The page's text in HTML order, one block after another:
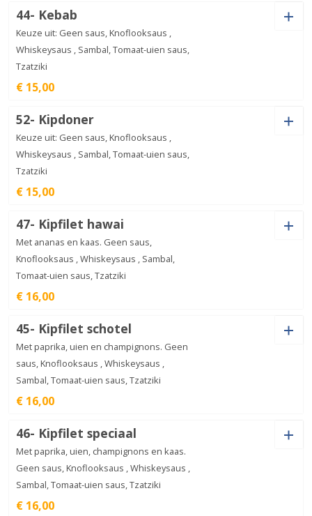
Saus
Döner
speciaal
44- Kebab
Keuze uit: Geen saus, Knoflooksaus ,
Whiskeysaus , Sambal, Tomaat-uien saus,
Tzatziki
€ 15,00
Saus
Kebab
aantal
52- Kipdoner
Keuze uit: Geen saus, Knoflooksaus ,
Whiskeysaus , Sambal, Tomaat-uien saus,
Tzatziki
€ 15,00
Saus
Kipdoner
aantal
47- Kipfilet hawai
Met ananas en kaas. Geen saus,
Knoflooksaus , Whiskeysaus , Sambal,
Tomaat-uien saus, Tzatziki
€ 16,00
Saus
Kipfilet
hawai
45- Kipfilet schotel
Met paprika, uien en champignons. Geen
saus, Knoflooksaus , Whiskeysaus ,
Sambal, Tomaat-uien saus, Tzatziki
€ 16,00
Saus
Kipfilet
schotel
46- Kipfilet speciaal
Met paprika, uien, champignons en kaas.
Geen saus, Knoflooksaus , Whiskeysaus ,
Sambal, Tomaat-uien saus, Tzatziki
€ 16,00